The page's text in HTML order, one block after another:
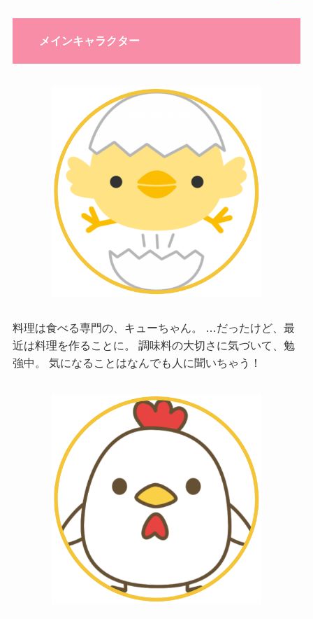
メインキャラクター
料理は食べる専門の、キューちゃん。 …だったけど、最
近は料理を作ることに。 調味料の大切さに気づいて、勉
強中。 気になることはなんでも人に聞いちゃう！